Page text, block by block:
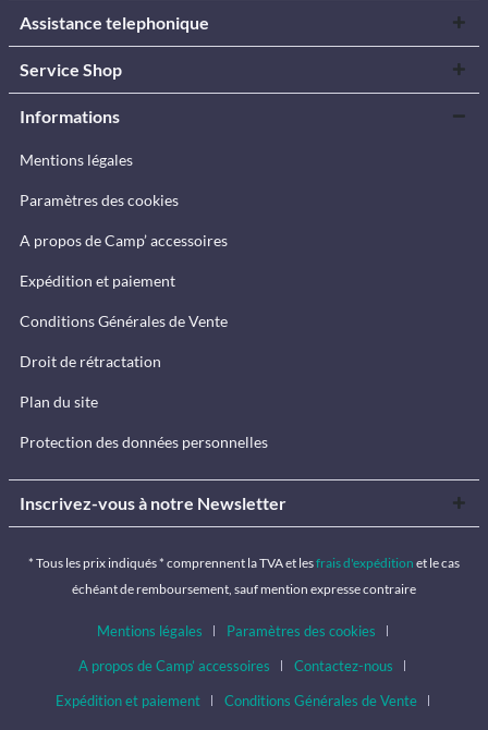
Assistance telephonique
Service Shop
Informations
Mentions légales
Paramètres des cookies
A propos de Camp’ accessoires
Expédition et paiement
Conditions Générales de Vente
Droit de rétractation
Plan du site
Protection des données personnelles
Inscrivez-vous à notre Newsletter
* Tous les prix indiqués * comprennent la TVA et lesfrais d'expédition et le cas
échéant de remboursement, sauf mention expresse contraire
Mentions légales
Paramètres des cookies
A propos de Camp’ accessoires
Contactez-nous
Expédition et paiement
Conditions Générales de Vente